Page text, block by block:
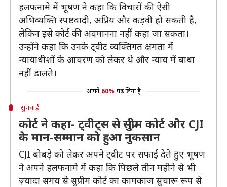
हलफनामे में भूषण ने कहा कि विचारों की ऐसी
अभिव्यक्ति स्पष्टवादी, अप्रिय और कड़वी हो सकती है,
लेकिन इसे कोर्ट की अवमानना नहीं कहा जा सकता।
उन्होंने कहा कि उनके ट्वीट व्यक्तिगत क्षमता में
न्यायाधीशों के आचरण को लेकर थे और न्याय में बाधा
नहीं डालते।
आपने 60% पढ़ लिया है
सुनवाई
कोर्ट ने कहा- ट्वीट्स से सुप्रीम कोर्ट और CJI
के मान-सम्मान को हुआ नुकसान
CJI बोबड़े को लेकर अपने ट्वीट पर सफाई देते हुए भूषण
ने अपने हलफनामे में कहा कि पिछले तीन महीने से भी
ज़्यादा समय से सुप्रीम कोर्ट का कामकाज सुचारू रूप से